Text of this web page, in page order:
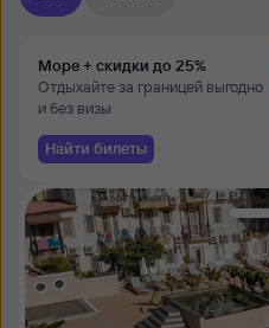
Море + скидки до 25%
Отдыхайте за границей выгодно
и без визы
Найти билеты